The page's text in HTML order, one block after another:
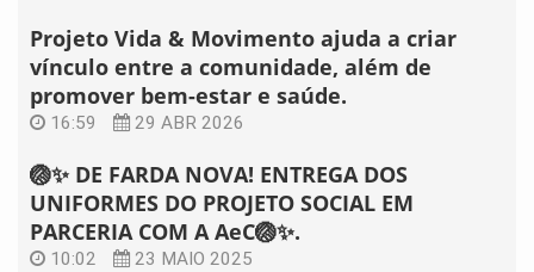
Projeto Vida & Movimento ajuda a criar
vínculo entre a comunidade, além de
promover bem-estar e saúde.
16:59 29 ABR 2026
🏐✨ DE FARDA NOVA! ENTREGA DOS
UNIFORMES DO PROJETO SOCIAL EM
PARCERIA COM A AeC🏐✨.
10:02 23 MAIO 2025